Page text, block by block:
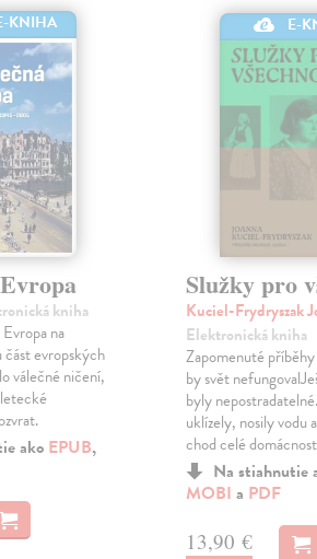
KNIHA
kniha
na
část evropských
válečné ničení,
ako EPUB,
E-
Služky pro
Kuciel-Frydryszak
Elektronická kniha
Zapomenuté
by svět
byly
uklízely, nosily vodu
chod celé
Na stiahnutie
MOBI a PDF
13,90 €